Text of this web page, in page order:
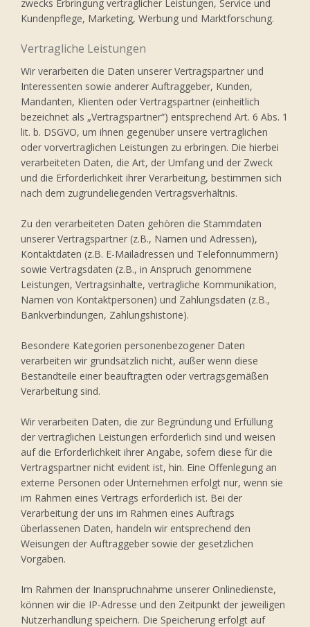
zwecks Erbringung vertraglicher Leistungen, Service und
Kundenpflege, Marketing, Werbung und Marktforschung.
Vertragliche Leistungen
Wir verarbeiten die Daten unserer Vertragspartner und
Interessenten sowie anderer Auftraggeber, Kunden,
Mandanten, Klienten oder Vertragspartner (einheitlich
bezeichnet als „Vertragspartner“) entsprechend Art. 6 Abs. 1
lit. b. DSGVO, um ihnen gegenüber unsere vertraglichen
oder vorvertraglichen Leistungen zu erbringen. Die hierbei
verarbeiteten Daten, die Art, der Umfang und der Zweck
und die Erforderlichkeit ihrer Verarbeitung, bestimmen sich
nach dem zugrundeliegenden Vertragsverhältnis.
Zu den verarbeiteten Daten gehören die Stammdaten
unserer Vertragspartner (z.B., Namen und Adressen),
Kontaktdaten (z.B. E-Mailadressen und Telefonnummern)
sowie Vertragsdaten (z.B., in Anspruch genommene
Leistungen, Vertragsinhalte, vertragliche Kommunikation,
Namen von Kontaktpersonen) und Zahlungsdaten (z.B.,
Bankverbindungen, Zahlungshistorie).
Besondere Kategorien personenbezogener Daten
verarbeiten wir grundsätzlich nicht, außer wenn diese
Bestandteile einer beauftragten oder vertragsgemäßen
Verarbeitung sind.
Wir verarbeiten Daten, die zur Begründung und Erfüllung
der vertraglichen Leistungen erforderlich sind und weisen
auf die Erforderlichkeit ihrer Angabe, sofern diese für die
Vertragspartner nicht evident ist, hin. Eine Offenlegung an
externe Personen oder Unternehmen erfolgt nur, wenn sie
im Rahmen eines Vertrags erforderlich ist. Bei der
Verarbeitung der uns im Rahmen eines Auftrags
überlassenen Daten, handeln wir entsprechend den
Weisungen der Auftraggeber sowie der gesetzlichen
Vorgaben.
Im Rahmen der Inanspruchnahme unserer Onlinedienste,
können wir die IP-Adresse und den Zeitpunkt der jeweiligen
Nutzerhandlung speichern. Die Speicherung erfolgt auf